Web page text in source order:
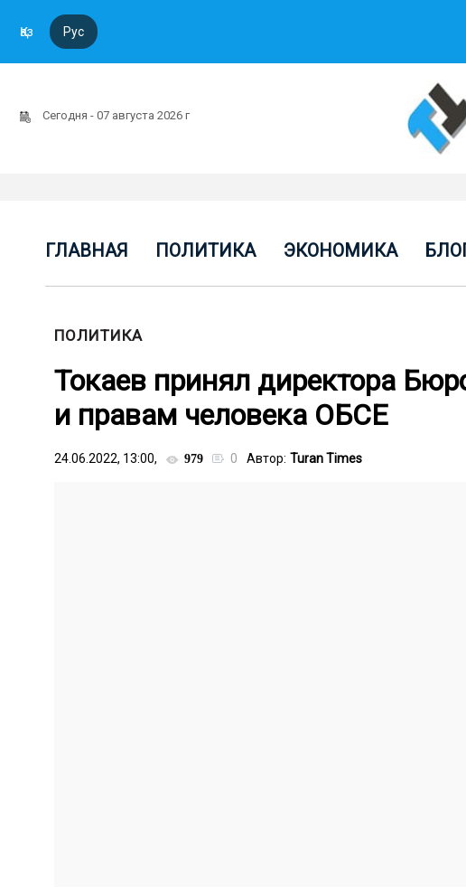
Қаз Рус
Сегодня - 07 августа 2026 г
ГЛАВНАЯ ПОЛИТИКА ЭКОНОМИКА
ПОЛИТИКА
Токаев принял директора
и правам человека ОБСЕ
24.06.2022, 13:00, 979 0 Автор: Turan Times